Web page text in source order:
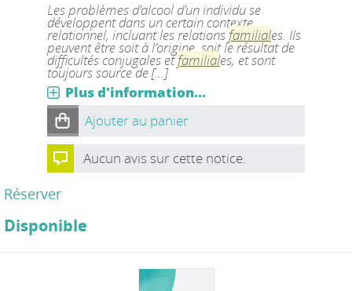
Les problèmes d’alcool d’un individu se
développent dans un certain contexte
relationnel, incluant les relations familiales. Ils
peuvent être soit à l’origine, soit le résultat de
difficultés conjugales etfamiliales, et sont
toujours source de [...]
Plus d'information...
Ajouter au panier
Aucun avis sur cette notice.
Réserver
Disponible